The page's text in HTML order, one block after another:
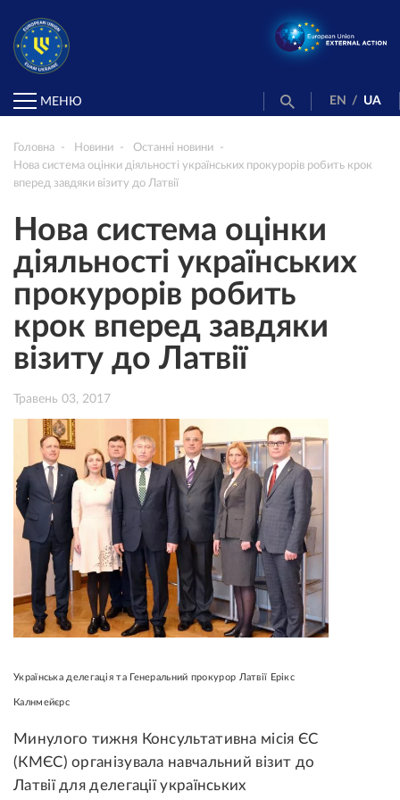
МЕНЮ EN / UA
Головна Новини
Останні новини
Нова система оцінки діяльності українських прокурорів робить крок
вперед завдяки візиту до Латвії
Нова система оцінки
діяльності українських
прокурорів робить
крок вперед завдяки
візиту до Латвії
Травень 03, 2017
Українська делегація та Генеральний прокурор Латвії Ерікс
Калнмейєрс
Минулого тижня Консультативна місія ЄС
(КМЄС) організувала навчальний візит до
Латвії для делегації українських